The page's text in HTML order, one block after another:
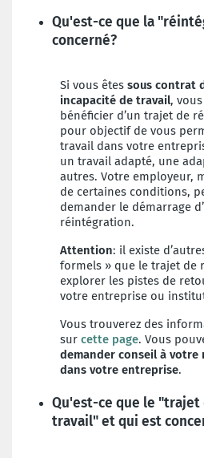
Qu'est-ce que la
concerné?
Si vous êtes sous contrat
incapacité de travail,
bénéficier d’un trajet de
pour objectif de vous
travail dans votre
un travail adapté, une
autres. Votre employeur,
de certaines conditions,
demander le démarrage
réintégration.
Attention: il existe
formels » que le trajet de
explorer les pistes de
votre entreprise ou
Vous trouverez des
sur cette page. Vous
demander conseil à votre
dans votre entreprise.
Qu'est-ce que le "trajet
travail" et qui est